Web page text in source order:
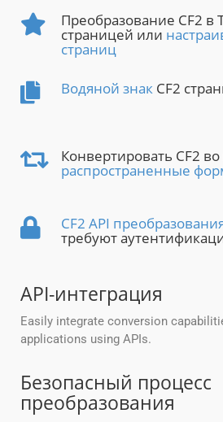
Преобразование CF2 в
страницей или
страниц
Водяной знак CF2
Конвертировать CF2 во
распространенные
CF2 API
требуют
API-интеграция
Easily integrate conversion
applications using APIs.
Безопасный процесс
преобразования